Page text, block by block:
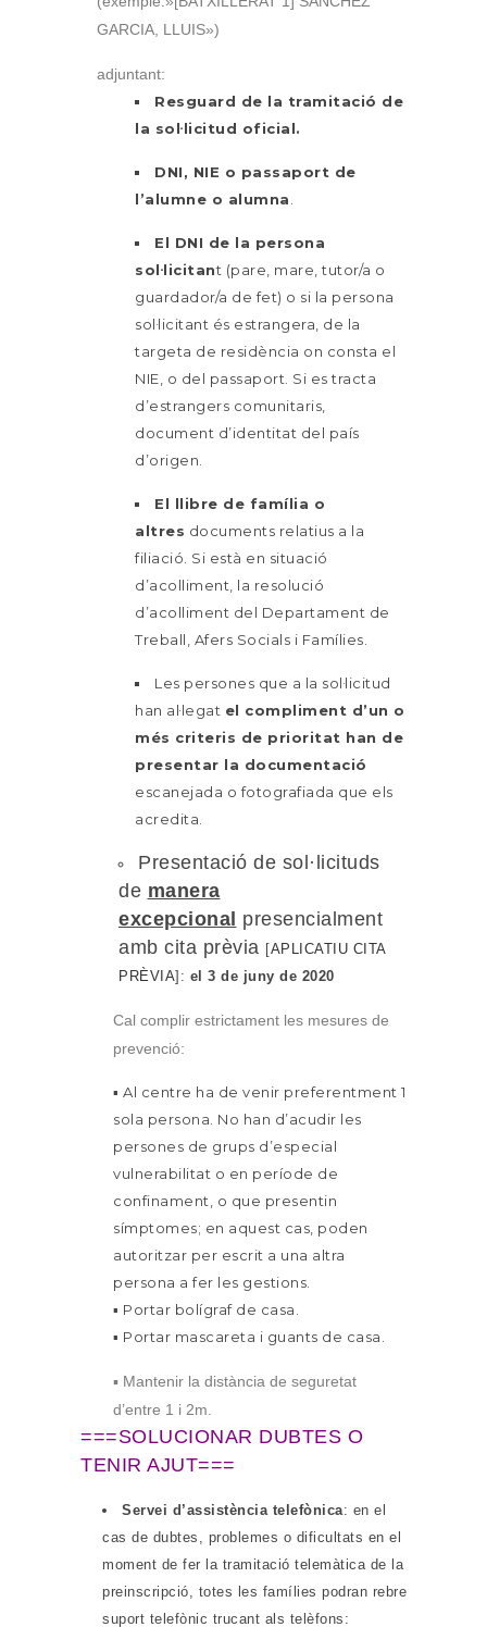
GARCIA, LLUIS»)
adjuntant:
Resguard de la tramitació de
la sol·licitud oficial.
DNI, NIE o passaport de
l’alumne o alumna
El DNI de la persona
sol·licitant (pare, mare, tutor/a o
guardador/a de fet) o si la persona
sol·licitant és estrangera, de la
targeta de residència on consta el
NIE, o del passaport. Si es tracta
d’estrangers comunitaris,
document d’identitat del país
d’origen.
El llibre de família o
altres documents relatius a la
filiació. Si està en situació
d’acolliment, la resolució
d’acolliment del Departament de
Treball, Afers Socials i Famílies.
Les persones que a la sol·licitud
han al·legat el compliment d’un o
més criteris de prioritat han de
presentar la documentació
escanejada o fotografiada que els
acredita.
Presentació de sol·licituds
de manera
excepcional presencialment
amb cita prèvia [APLICATIU CITA
PRÈVIA]: el 3 de juny de 2020
Cal complir estrictament les mesures de
prevenció:
▪ Al centre ha de venir preferentment 1
sola persona. No han d’acudir les
persones de grups d’especial
vulnerabilitat o en període de
confinament, o que presentin
símptomes; en aquest cas, poden
autoritzar per escrit a una altra
persona a fer les gestions.
▪ Portar bolígraf de casa.
▪ Portar mascareta i guants de casa.
▪ Mantenir la distància de seguretat
d’entre 1 i 2m.
===SOLUCIONAR DUBTES O
TENIR AJUT===
Servei d’assistència telefònica: en el
cas de dubtes, problemes o dificultats en el
moment de fer la tramitació telemàtica de la
preinscripció, totes les famílies podran rebre
suport telefònic trucant als telèfons: